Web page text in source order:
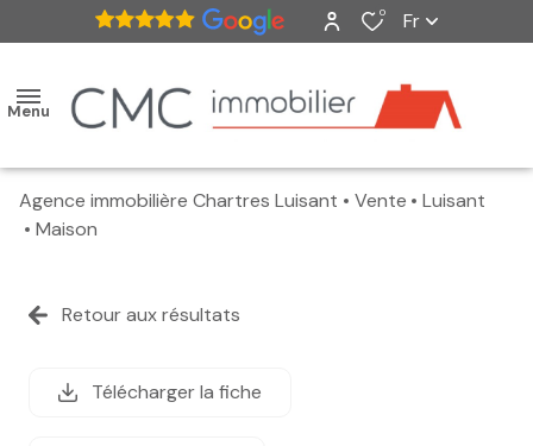
0 Fr
Menu
accueil
vendus
Agence immobilière Chartres Luisant Vente
Luisant
Maison
Retour aux résultats
Télécharger la fiche